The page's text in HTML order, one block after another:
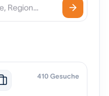
410 Gesuche